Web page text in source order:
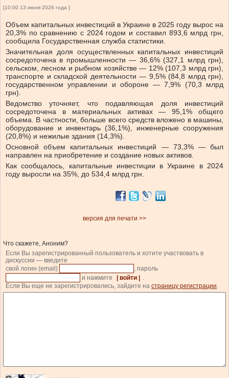
[10:00 13 июня 2026 года ]
Объем капитальных инвестиций в Украине в 2025 году вырос на
20,3% по сравнению с 2024 годом и составил 893,6 млрд грн,
сообщила Государственная служба статистики.
Значительная доля осуществленных капитальных инвестиций
сосредоточена в промышленности — 36,6% (327,1 млрд грн),
сельском, лесном и рыбном хозяйстве — 12% (107,3 млрд грн),
транспорте и складской деятельности — 9,5% (84,8 млрд грн),
государственном управлении и обороне — 7,9% (70,3 млрд
грн).
Ведомство уточняет, что подавляющая доля инвестиций
сосредоточена в материальных активах — 95,1% общего
объема. В частности, больше всего средств вложено в машины,
оборудование и инвентарь (36,1%), инженерные сооружения
(20,8%) и нежилые здания (14,3%).
Основной объем капитальных инвестиций — 73,3% — был
направлен на приобретение и создание новых активов.
Как сообщалось, капитальные инвестиции в Украине в 2024
году выросли на 35%, до 534,4 млрд грн.
версия для печати >>
Что скажете, Аноним?
Если Вы зарегистрированный пользователь и хотите участвовать в
дискуссии — введите
свой логин (email)
, пароль
и нажмите
| войти |
.
Если Вы еще не зарегистрировались, зайдите на страницу регистрации.